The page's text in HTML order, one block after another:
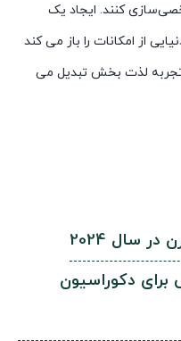
کنند. ایجاد یک
از امکانات را باز می کند
تجربه لذت بخش تبدیل می
هایی برای دکوراسیون